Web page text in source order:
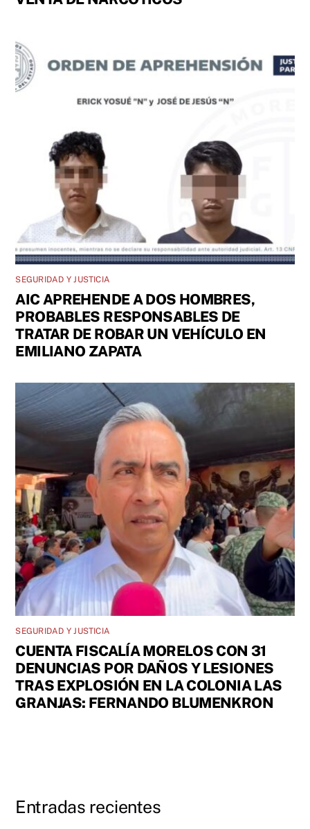
SEGURIDAD Y JUSTICIA
AIC APREHENDE A DOS HOMBRES,
PROBABLES RESPONSABLES DE
TRATAR DE ROBAR UN VEHÍCULO EN
EMILIANO ZAPATA
SEGURIDAD Y JUSTICIA
CUENTA FISCALÍA MORELOS CON 31
DENUNCIAS POR DAÑOS Y LESIONES
TRAS EXPLOSIÓN EN LA COLONIA LAS
GRANJAS: FERNANDO BLUMENKRON
Entradas recientes